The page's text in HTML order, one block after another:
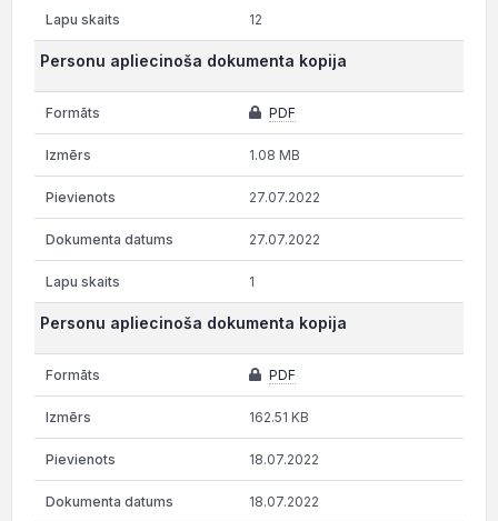
12
Personu apliecinoša dokumenta kopija
PDF
1.08 MB
27.07.2022
27.07.2022
1
Personu apliecinoša dokumenta kopija
PDF
162.51 KB
18.07.2022
18.07.2022